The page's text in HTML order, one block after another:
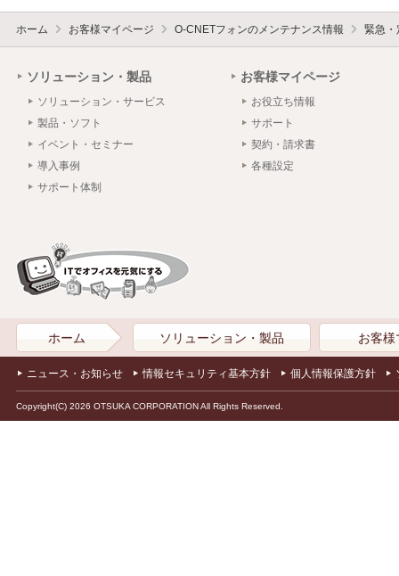
ホーム お客様マイページ O-CNETフォンのメンテナンス情報 緊急・
ソリューション・製品
ソリューション・サービス
製品・ソフト
イベント・セミナー
導入事例
サポート体制
お客様マイページ
お役立ち情報
サポート
契約・請求書
各種設定
ホーム ソリューション・製品 お客様
ニュース・お知らせ 情報セキュリティ基本方針 個人情報保護方針
Copyright(C) 2026 OTSUKA CORPORATION All Rights Reserved.